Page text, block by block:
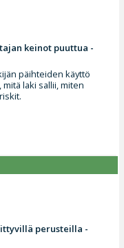
keinot puuttua -
päihteiden käyttö
laki sallii, miten
perusteilla -